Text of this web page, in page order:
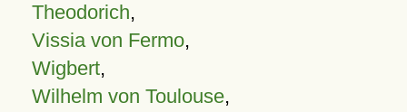
Theodorich,
Vissia von Fermo,
Wigbert,
Wilhelm von Toulouse,